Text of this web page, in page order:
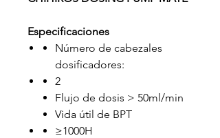
Especificaciones
Número de cabezales
dosificadores:
2
Flujo de dosis > 50ml/min
Vida útil de BPT
≥1000H